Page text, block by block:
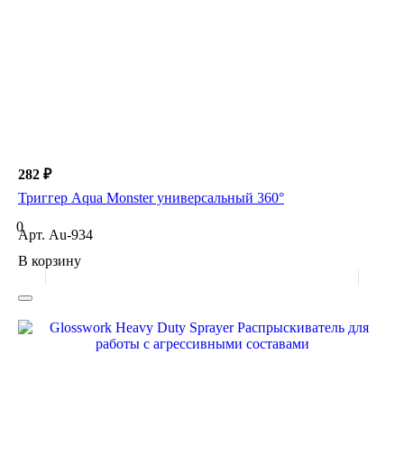
282 ₽
Триггер Aqua Monster универсальный 360°
0
Арт. Au-934
В корзину